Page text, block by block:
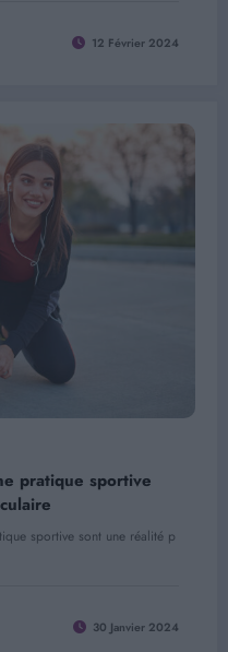
12 Février 2024
pratique sportive
sportive sont une réalité p
30 Janvier 2024